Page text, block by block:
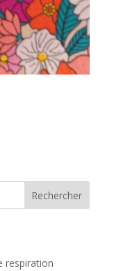
Rechercher
respiration